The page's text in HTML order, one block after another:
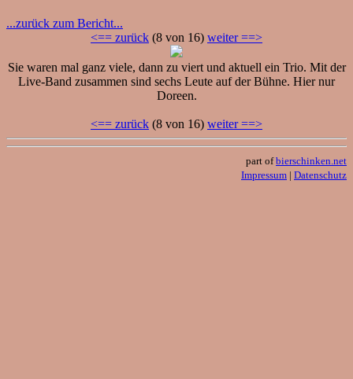
...zurück zum Bericht...
<== zurück (8 von 16) weiter ==>
Sie waren mal ganz viele, dann zu viert und aktuell ein Trio. Mit der
Live-Band zusammen sind sechs Leute auf der Bühne. Hier nur
Doreen.
<== zurück (8 von 16) weiter ==>
part ofbierschinken.net
Impressum | Datenschutz